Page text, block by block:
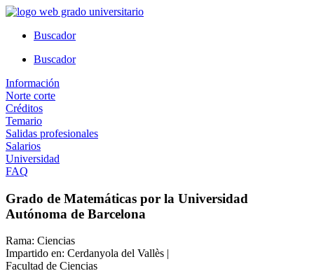
Ir
contenidoBuscador
Buscador
Información
Norte corte
Créditos
Temario
Salidas profesionales
Salarios
Universidad
FAQ
Grado de Matemáticas por la Universidad
Autónoma de Barcelona
Rama: Ciencias
Impartido en: Cerdanyola del Vallès |
Facultad de Ciencias